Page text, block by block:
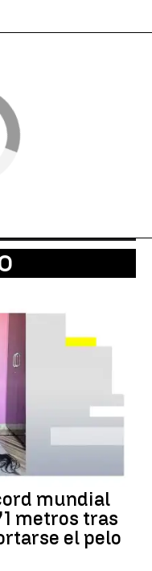
mundial
metros tras
el pelo